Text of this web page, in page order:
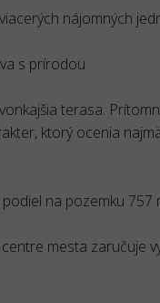
nájomných
s prírodou
terasa.
ktorý ocenia
na pozemku 757
mesta zaručuje